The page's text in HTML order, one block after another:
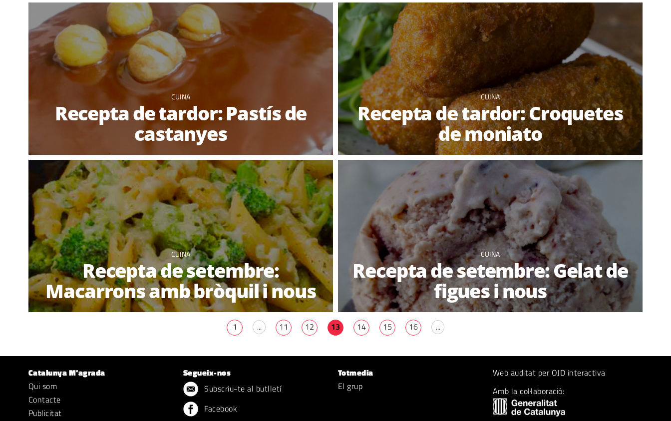
CUINA
Recepta de tardor: Pastís de
castanyes
CUINA
Recepta de tardor: Croquetes
de moniato
CUINA
Recepta de setembre:
Macarrons amb bròquil i nous
CUINA
Recepta de setembre: Gelat de
figues i nous
1 ... 11 12 13 14 15 16 ...
Catalunya M'agrada
Qui som
Contacte
Publicitat
Segueix-nos
Subscriu-te al butlletí
Facebook
Totmedia
El grup
Web auditat per OJD interactiva
Amb la col·laboració: